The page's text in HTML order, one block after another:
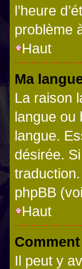
l’heure
problème
Haut
Ma
La raison
langue ou
langue.
désirée.
phpBB
Haut
Il peut y